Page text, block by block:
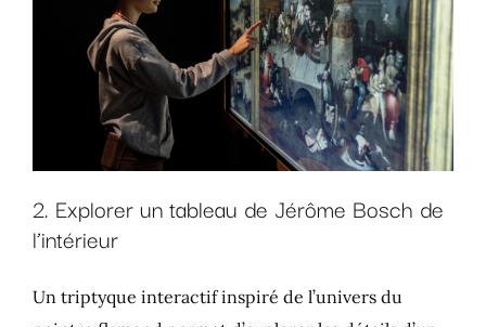
2. Explorer un tableau de Jérôme Bosch de
l’intérieur
Un triptyque interactif inspiré de l’univers du